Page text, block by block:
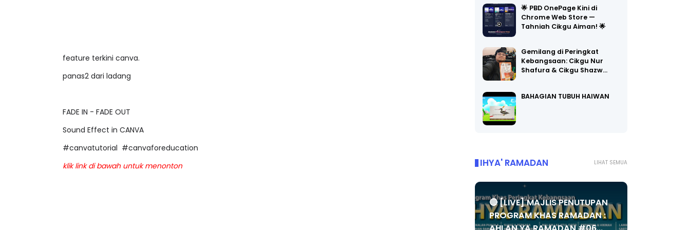
feature terkini canva.
panas2 dari ladang
FADE IN - FADE OUT
Sound Effect in CANVA
#canvatutorial #canvaforeducation
klik link di bawah untuk menonton
🌟 PBD OnePage Kini di
Chrome Web Store —
Tahniah Cikgu Aiman! 🌟
Gemilang di Peringkat
Kebangsaan: Cikgu Nur
Shafura & Cikgu Shazw…
BAHAGIAN TUBUH HAIWAN
LIHAT SEMUA
IHYA' RAMADAN
🔴 [LIVE] MAJLIS PENUTUPAN
PROGRAM KHAS RAMADAN :